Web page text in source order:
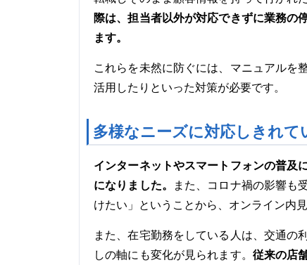
際は、担当者以外が対応できずに業務の
ます。
これらを未然に防ぐには、マニュアルを
活用したりといった対策が必要です。
多様なニーズに対応しきれて
インターネットやスマートフォンの普及
になりました。
また、コロナ禍の影響も
けたい」ということから、オンライン内
また、在宅勤務をしている人は、交通の
しの軸にも変化が見られます。 従来の店